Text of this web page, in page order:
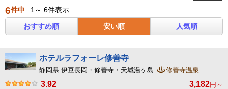
6件中 1～ 6件表示
おすすめ順 安い順 人気順
ホテルラフォーレ修善寺
静岡県 伊豆長岡・修善寺・天城湯ヶ島 修善寺温泉
3.92 3,182円～